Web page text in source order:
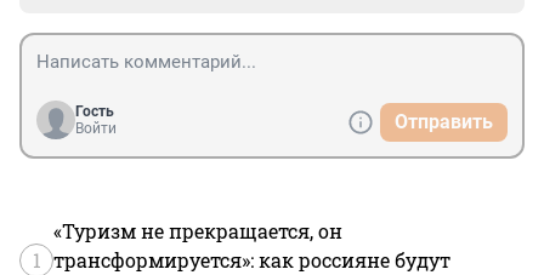
Гость
Войти
Отправить
1
«Туризм не прекращается, он
трансформируется»: как россияне будут